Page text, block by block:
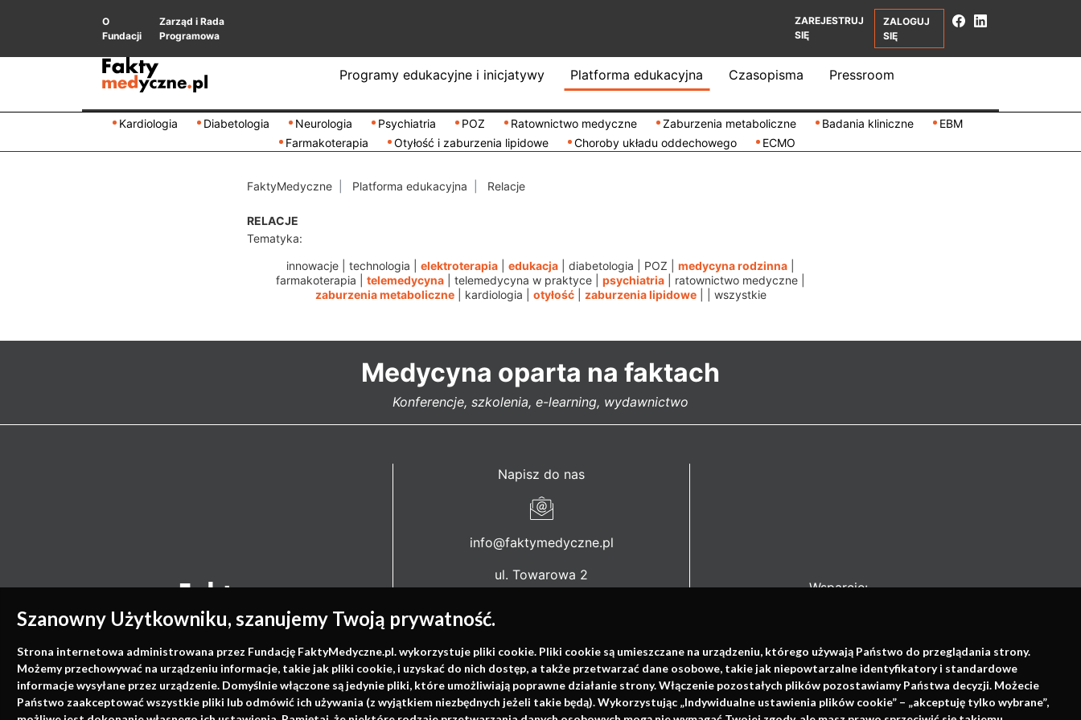
Szanowny Użytkowniku, szanujemy Twoją prywatność.
Strona internetowa administrowana przez Fundację FaktyMedyczne.pl. wykorzystuje pliki cookie. Pliki cookie są umieszczane na urządzeniu, którego używają Państwo do przeglądania strony.
Możemy przechowywać na urządzeniu informacje, takie jak pliki cookie, i uzyskać do nich dostęp, a także przetwarzać dane osobowe, takie jak niepowtarzalne identyfikatory i standardowe
informacje wysyłane przez urządzenie. Domyślnie włączone są jedynie pliki, które umożliwiają poprawne działanie strony. Włączenie pozostałych plików pozostawiamy Państwa decyzji. Możecie
Państwo zaakceptować wszystkie pliki lub odmówić ich używania (z wyjątkiem niezbędnych jeżeli takie będą). Wykorzystując „Indywidualne ustawienia plików cookie” – „akceptuję tylko wybrane”,
O
Fundacji
Zarząd i Rada
Programowa
ZAREJESTRUJ
SIĘ
ZALOGUJ
SIĘ
Programy edukacyjne i inicjatywy Platforma edukacyjna Czasopisma Pressroom
Kardiologia Diabetologia Neurologia Psychiatria POZ Ratownictwo medyczne Zaburzenia metaboliczne Badania kliniczne
EBM
Farmakoterapia
Otyłość i zaburzenia lipidowe Choroby układu oddechowego ECMO
FaktyMedyczne Platforma edukacyjna Relacje
RELACJE
Tematyka:
innowacje
technologia elektroterapia edukacja diabetologia POZ medycyna rodzinna
farmakoterapia
telemedycyna telemedycyna w praktyce psychiatria ratownictwo medyczne
zaburzenia metaboliczne| kardiologia otyłość| zaburzenia lipidowe| wszystkie
Medycyna oparta na faktach
Konferencje, szkolenia, e-learning, wydawnictwo
Napisz do nas
info@faktymedyczne.pl
ul. Towarowa 2
ul. Wolności 338b
41-800 Zabrze
Biuro Zarządu Fundacji:
Wsparcie: